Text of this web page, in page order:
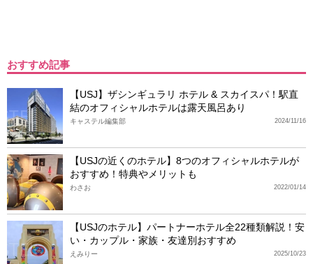
おすすめ記事
【USJ】ザシンギュラリ ホテル & スカイスパ！駅直
結のオフィシャルホテルは露天風呂あり
2024/11/16
キャステル編集部
【USJの近くのホテル】8つのオフィシャルホテルが
おすすめ！特典やメリットも
2022/01/14
わさお
【USJのホテル】パートナーホテル全22種類解説！安
い・カップル・家族・友達別おすすめ
2025/10/23
えみりー